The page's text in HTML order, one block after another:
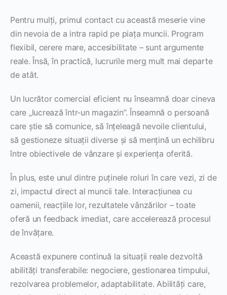
Pentru mulți, primul contact cu această meserie vine
din nevoia de a intra rapid pe piața muncii. Program
flexibil, cerere mare, accesibilitate – sunt argumente
reale. Însă, în practică, lucrurile merg mult mai departe
de atât.
Un lucrător comercial eficient nu înseamnă doar cineva
care „lucrează într-un magazin”. Înseamnă o persoană
care știe să comunice, să înțeleagă nevoile clientului,
să gestioneze situații diverse și să mențină un echilibru
între obiectivele de vânzare și experiența oferită.
În plus, este unul dintre puținele roluri în care vezi, zi de
zi, impactul direct al muncii tale. Interacțiunea cu
oamenii, reacțiile lor, rezultatele vânzărilor – toate
oferă un feedback imediat, care accelerează procesul
de învățare.
Această expunere continuă la situații reale dezvoltă
abilități transferabile: negociere, gestionarea timpului,
rezolvarea problemelor, adaptabilitate. Abilități care,